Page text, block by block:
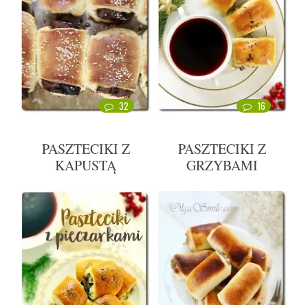
32
PASZTECIKI Z
KAPUSTĄ
16
PASZTECIKI Z
GRZYBAMI